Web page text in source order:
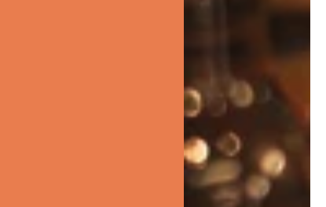
adultes. Porter une
personnelle. Une
de chacun.
la barbe, et avoir les
bons
et les encourager
de l’individu.